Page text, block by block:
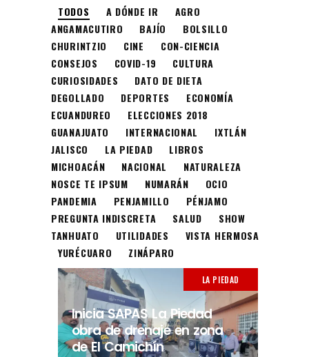
TODOS A DÓNDE IR
AGRO
ANGAMACUTIRO
BAJÍO
BOLSILLO
CHURINTZIO
CINE
CON-CIENCIA
CONSEJOS
COVID-19
CULTURA
CURIOSIDADES
DATO DE DIETA
DEGOLLADO
DEPORTES
ECONOMÍA
ECUANDUREO
ELECCIONES 2018
GUANAJUATO
INTERNACIONAL
IXTLÁN
JALISCO
LA PIEDAD
LIBROS
MICHOACÁN
NACIONAL
NATURALEZA
NOSCE TE IPSUM
NUMARÁN
OCIO
PANDEMIA
PENJAMILLO
PÉNJAMO
PREGUNTA INDISCRETA
SALUD
SHOW
TANHUATO
UTILIDADES
VISTA HERMOSA
YURÉCUARO
ZINÁPARO
LA PIEDAD
Inicia SAPAS La Piedad
obra de drenaje en zona
de El Camichín